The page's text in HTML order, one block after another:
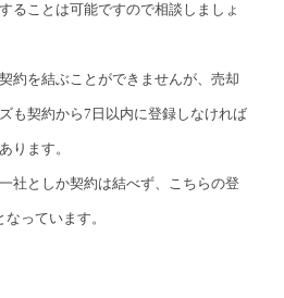
ることは可能ですので相談しましょ
約を結ぶことができませんが、売却
も契約から7日以内に登録しなければ
ります。
社としか契約は結べず、こちらの登
っています。